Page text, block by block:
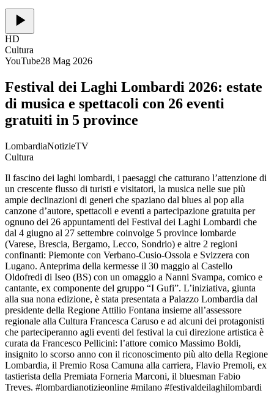
HD
Cultura
YouTube28 Mag 2026
Festival dei Laghi Lombardi 2026: estate
di musica e spettacoli con 26 eventi
gratuiti in 5 province
LombardiaNotizieTV
Cultura
Il fascino dei laghi lombardi, i paesaggi che catturano l’attenzione di
un crescente flusso di turisti e visitatori, la musica nelle sue più
ampie declinazioni di generi che spaziano dal blues al pop alla
canzone d’autore, spettacoli e eventi a partecipazione gratuita per
ognuno dei 26 appuntamenti del Festival dei Laghi Lombardi che
dal 4 giugno al 27 settembre coinvolge 5 province lombarde
(Varese, Brescia, Bergamo, Lecco, Sondrio) e altre 2 regioni
confinanti: Piemonte con Verbano-Cusio-Ossola e Svizzera con
Lugano. Anteprima della kermesse il 30 maggio al Castello
Oldofredi di Iseo (BS) con un omaggio a Nanni Svampa, comico e
cantante, ex componente del gruppo “I Gufi”. L’iniziativa, giunta
alla sua nona edizione, è stata presentata a Palazzo Lombardia dal
presidente della Regione Attilio Fontana insieme all’assessore
regionale alla Cultura Francesca Caruso e ad alcuni dei protagonisti
che parteciperanno agli eventi del festival la cui direzione artistica è
curata da Francesco Pellicini: l’attore comico Massimo Boldi,
insignito lo scorso anno con il riconoscimento più alto della Regione
Lombardia, il Premio Rosa Camuna alla carriera, Flavio Premoli, ex
tastierista della Premiata Forneria Marconi, il bluesman Fabio
Treves. #lombardianotizieonline #milano #festivaldeilaghilombardi